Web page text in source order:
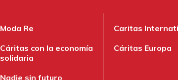
Moda Re
Cáritas con la economía
solidaria
Nadie sin futuro
Caritas
Cáritas Europa